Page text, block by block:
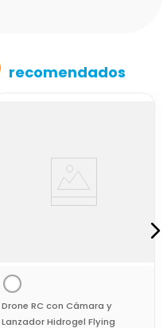
recomendados
Drone RC con Cámara y
Lanzador Hidrogel Flying